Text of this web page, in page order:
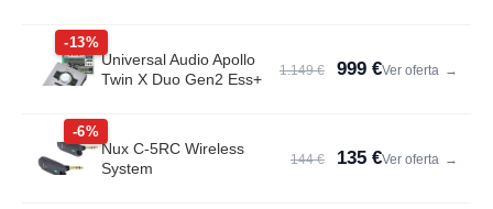
-13%
Universal Audio Apollo
Twin X Duo Gen2 Ess+
1.149 € 999 €Ver oferta →
-6%
Nux C-5RC Wireless
System
144 € 135 €Ver oferta →